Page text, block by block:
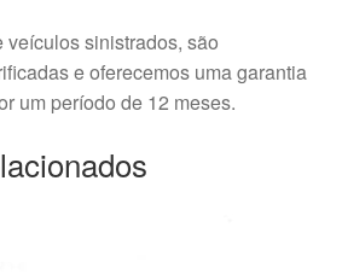
veículos sinistrados, são
e oferecemos uma garantia
um período de 12 meses.